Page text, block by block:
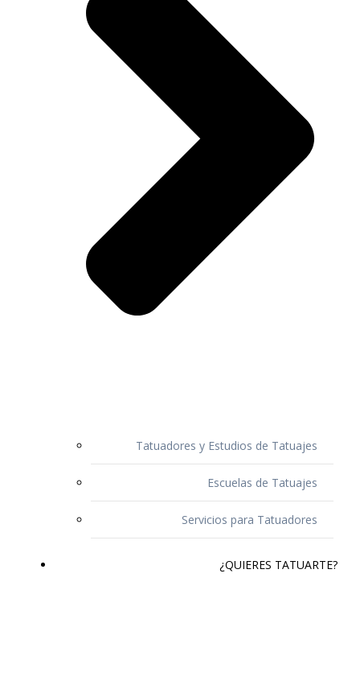
Tatuadores y Estudios de Tatuajes
Escuelas de Tatuajes
Servicios para Tatuadores
¿QUIERES TATUARTE?